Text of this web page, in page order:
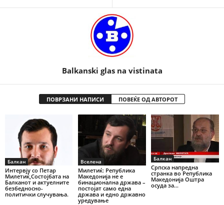
Balkanski glas na vistinata
ПОВРЗАНИ НАПИСИ ПОВЕЌЕ ОД АВТОРОТ
Балкан
Интервју со Петар
Милетиќ,Состојбата на
Балканот и актуелните
безбедносно-
политички случувања.
Вселена
Милетиќ: Република
Македонија не е
бинационална држава –
постојат само една
држава и едно државно
уредување
Балкан
Српска напредна
странка во Република
Македонија Оштра
осуда за...